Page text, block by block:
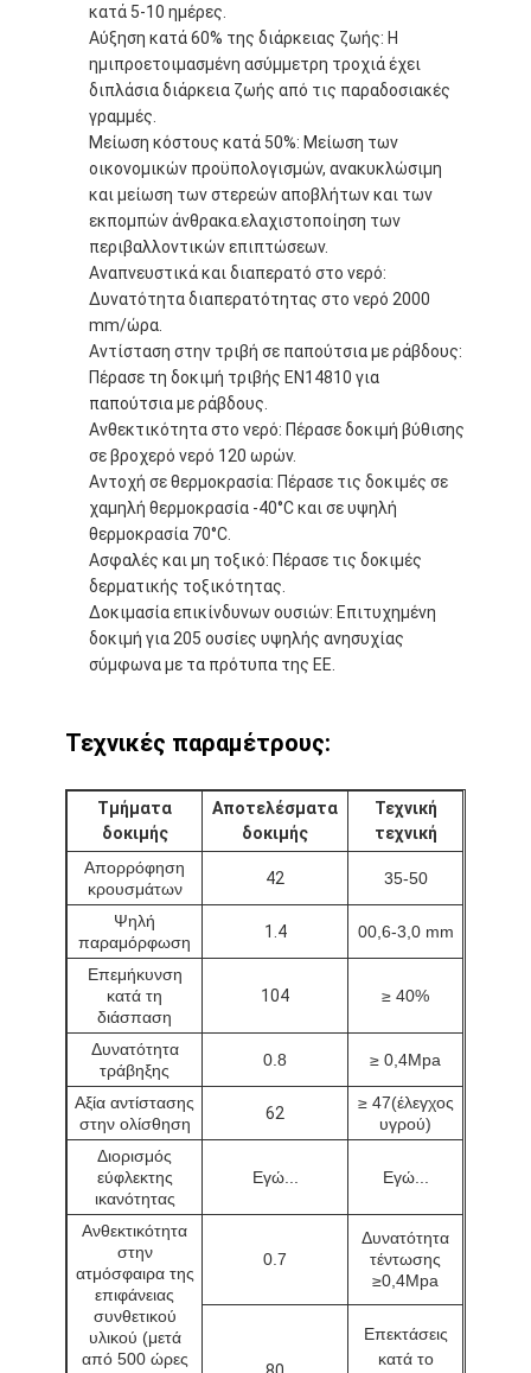
Σπίτι
Προϊόντα
Βίντεο
Περίπου εμείς
Γύρος εργοστασίων
Ποιοτικός έλεγχος
Μας ελάτε σε επαφή με
Ειδήσεις
συνομιλία τώρα
Γόμα για παιδική χαρά
Υπόγεια από καουτσούκ
Λαστιχένιοι κόκκοι EPDM
Εμπορικά καουτσούκ
Εναρμονισμένοι πλακόστρωτοι από καουτσούκ
τεχνητή χλόη γεμάτη
Λαστιχένιοι κόκκοι SBR
Συνδέτες PU
τεχνητή χλόη τύρφης
Εγκατάσταση πίστας
κατά 5-10 ημέρες.
Αύξηση κατά 60% της διάρκειας ζωής: Η
ημιπροετοιμασμένη ασύμμετρη τροχιά έχει
διπλάσια διάρκεια ζωής από τις παραδοσιακές
γραμμές.
Μείωση κόστους κατά 50%: Μείωση των
οικονομικών προϋπολογισμών, ανακυκλώσιμη
και μείωση των στερεών αποβλήτων και των
εκπομπών άνθρακα.ελαχιστοποίηση των
περιβαλλοντικών επιπτώσεων.
Αναπνευστικά και διαπερατό στο νερό:
Δυνατότητα διαπερατότητας στο νερό 2000
mm/ώρα.
Αντίσταση στην τριβή σε παπούτσια με ράβδους:
Πέρασε τη δοκιμή τριβής EN14810 για
παπούτσια με ράβδους.
Ανθεκτικότητα στο νερό: Πέρασε δοκιμή βύθισης
σε βροχερό νερό 120 ωρών.
Αντοχή σε θερμοκρασία: Πέρασε τις δοκιμές σε
χαμηλή θερμοκρασία -40°C και σε υψηλή
θερμοκρασία 70°C.
Ασφαλές και μη τοξικό: Πέρασε τις δοκιμές
δερματικής τοξικότητας.
Δοκιμασία επικίνδυνων ουσιών: Επιτυχημένη
δοκιμή για 205 ουσίες υψηλής ανησυχίας
σύμφωνα με τα πρότυπα της ΕΕ.
Τεχνικές παραμέτρους:
Τμήματα
δοκιμής
Αποτελέσματα
δοκιμής
Τεχνική
τεχνική
Απορρόφηση
κρουσμάτων
42 35-50
Ψηλή
παραμόρφωση
1.4 00,6-3,0 mm
Επεμήκυνση
κατά τη
διάσπαση
104 ≥ 40%
Δυνατότητα
τράβηξης
0.8 ≥ 0,4Mpa
Αξία αντίστασης
στην ολίσθηση
62
≥ 47(έλεγχος
υγρού)
Διορισμός
εύφλεκτης
ικανότητας
Εγώ... Εγώ...
Ανθεκτικότητα
στην
ατμόσφαιρα της
επιφάνειας
συνθετικού
υλικού (μετά
από 500 ώρες
0.7
Δυνατότητα
τέντωσης
≥0,4Mpa
Επεκτάσεις
κατά το